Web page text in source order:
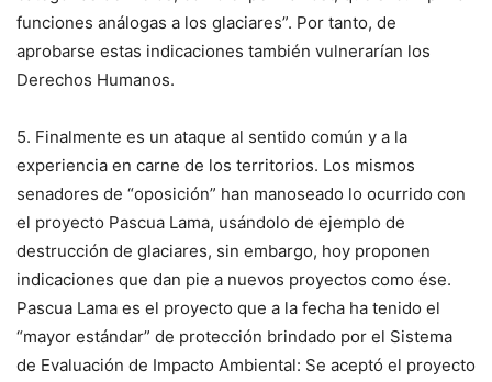
funciones análogas a los glaciares”. Por tanto, de
aprobarse estas indicaciones también vulnerarían los
Derechos Humanos.
5. Finalmente es un ataque al sentido común y a la
experiencia en carne de los territorios. Los mismos
senadores de “oposición” han manoseado lo ocurrido con
el proyecto Pascua Lama, usándolo de ejemplo de
destrucción de glaciares, sin embargo, hoy proponen
indicaciones que dan pie a nuevos proyectos como ése.
Pascua Lama es el proyecto que a la fecha ha tenido el
“mayor estándar” de protección brindado por el Sistema
de Evaluación de Impacto Ambiental: Se aceptó el proyecto